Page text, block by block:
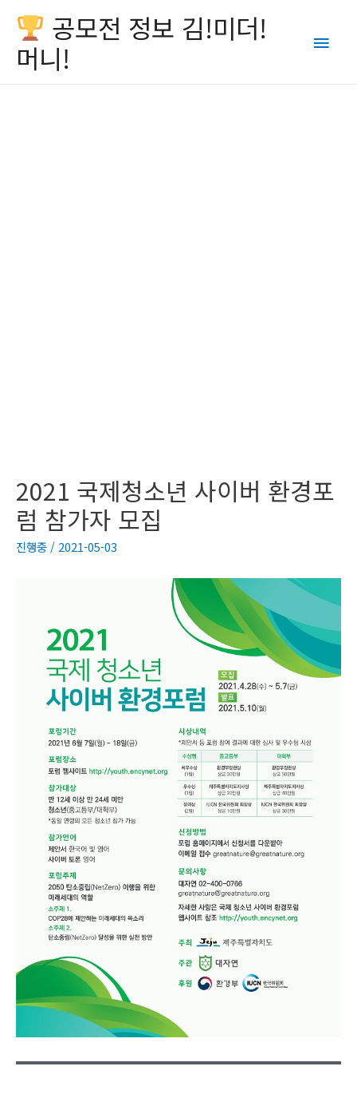
공모전 정보 김!미더!
머니!
Main
2021 국제청소년 사이버 환경포
럼 참가자 모집
진행중 / 2021-05-03